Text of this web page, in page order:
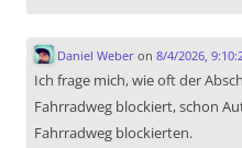
Daniel Weberon 8/4/2026,
Ich frage mich, wie oft der
Fahrradweg blockiert, schon
Fahrradweg blockierten.